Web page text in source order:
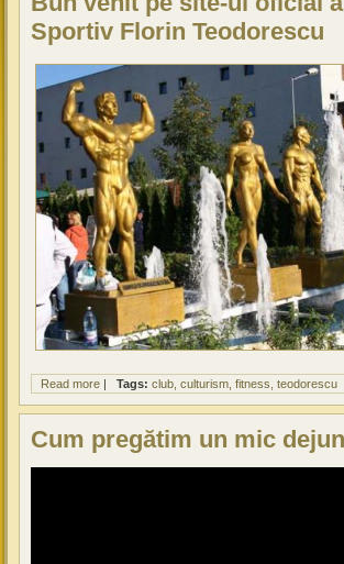
Sportiv Florin Teodorescu
Read more about Bun venit pe site-ul oficial al Clubului
Teodorescu
| Tags:club culturism fitness teodorescu
Cum pregătim un mic